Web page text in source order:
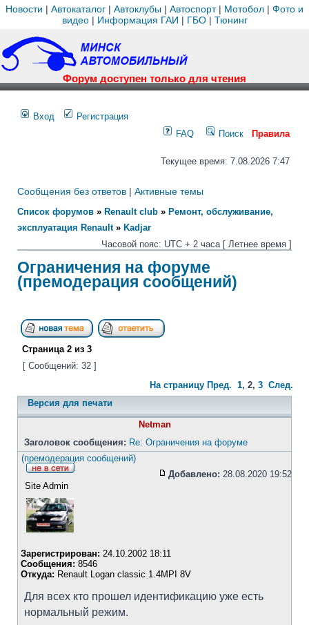
Новости | Автокаталог | Автоклубы | Автоспорт| Мотобол | Фото и
видео| Информация ГАИ | ГБО| Тюнинг
Форум доступен только для чтения
Вход
Регистрация
FAQ
Поиск Правила
Текущее время: 7.08.2026 7:47
Сообщения без ответов | Активные темы
Список форумов » Renault club » Ремонт, обслуживание,
эксплуатация Renault» Kadjar
Часовой пояс: UTC + 2 часа [ Летнее время ]
Ограничения на форуме
(премодерация сообщений)
Страница 2 из 3
[ Сообщений: 32 ]
На страницу Пред. 1, 2, 3 След.
Версия для печати
Netman
Заголовок сообщения: Re: Ограничения на форуме
(премодерация сообщений)
Добавлено: 28.08.2020 19:52
Site Admin
Зарегистрирован: 24.10.2002 18:11
Сообщения: 8546
Откуда: Renault Logan classic 1.4MPI 8V
Для всех кто прошел идентификацию уже есть
нормальный режим.